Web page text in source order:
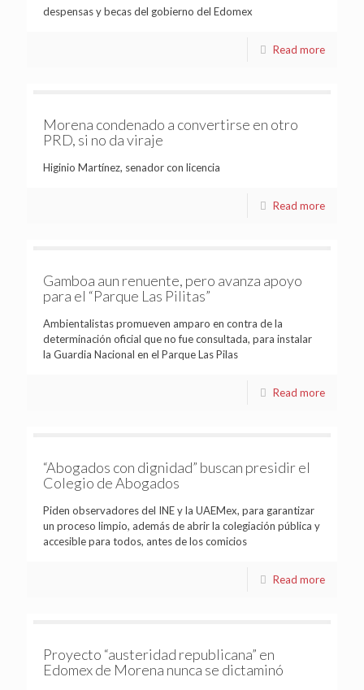
despensas y becas del gobierno del Edomex
Read more
Morena condenado a convertirse en otro
PRD, si no da viraje
Higinio Martínez, senador con licencia
Read more
Gamboa aun renuente, pero avanza apoyo
para el “Parque Las Pilitas”
Ambientalistas promueven amparo en contra de la
determinación oficial que no fue consultada, para instalar
la Guardia Nacional en el Parque Las Pilas
Read more
“Abogados con dignidad” buscan presidir el
Colegio de Abogados
Piden observadores del INE y la UAEMex, para garantizar
un proceso limpio, además de abrir la colegiación pública y
accesible para todos, antes de los comicios
Read more
Proyecto “austeridad republicana” en
Edomex de Morena nunca se dictaminó